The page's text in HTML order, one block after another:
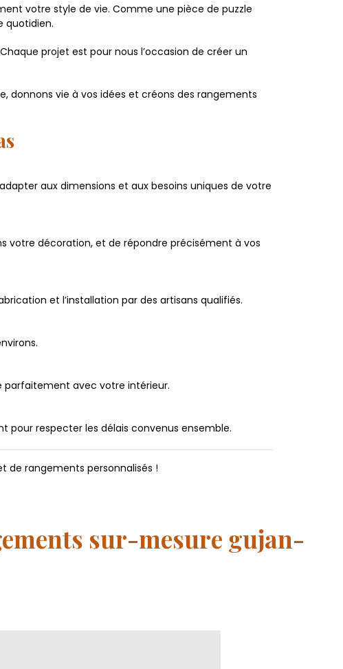
votre style de vie. Comme une pièce de puzzle
quotidien.
projet est pour nous l’occasion de créer un
donnons vie à vos idées et créons des rangements
aux dimensions et aux besoins uniques de votre
votre décoration, et de répondre précisément à vos
et l’installation par des artisans qualifiés.
parfaitement avec votre intérieur.
pour respecter les délais convenus ensemble.
de rangements personnalisés !
sur-mesure gujan-